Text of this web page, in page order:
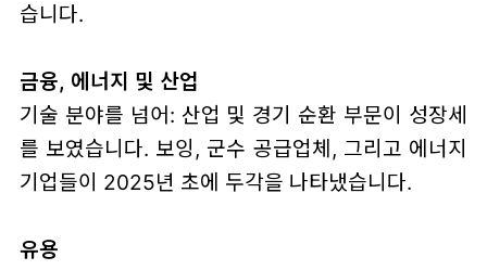
습니다.
금융, 에너지 및 산업
기술 분야를 넘어: 산업 및 경기 순환 부문이 성장세
를 보였습니다. 보잉, 군수 공급업체, 그리고 에너지
기업들이 2025년 초에 두각을 나타냈습니다.
유용